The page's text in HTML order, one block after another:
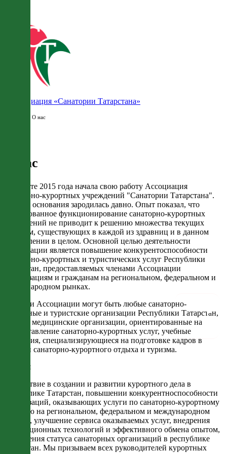
Ассоциация «Санатории Татарстана»
/ О нас
О нас
В августе 2015 года начала свою работу Ассоциация
санаторно-курортных учреждений "Санатории Татарстана".
Идея ее основания зародилась давно. Опыт показал, что
изолированное функционирование санаторно-курортных
учреждений не приводит к решению множества текущих
проблем, существующих в каждой из здравниц и в данном
направлении в целом. Основной целью деятельности
Ассоциации является повышение конкурентоспособности
санаторно-курортных и туристических услуг Республики
Татарстан, предоставляемых членами Ассоциации
организациям и гражданам на региональном, федеральном и
международном рынках.
Членами Ассоциации могут быть любые санаторно-
курортные и туристские организации Республики Татарстан,
а также медицинские организации, ориентированные на
предоставление санаторно-курортных услуг, учебные
заведения, специализирующиеся на подготовке кадров в
области санаторно-курортного отдыха и туризма.
Миссия
Содействие в создании и развитии курортного дела в
Республике Татарстан, повышении конкурентноспособности
организаций, оказывающих услуги по санаторно-курортному
лечению на региональном, федеральном и международном
рынках, улучшение сервиса оказываемых услуг, внедрения
инновационных технологий и эффективного обмена опытом,
укрепления статуса санаторных организаций в республике
Татарстан. Мы призываем всех руководителей курортных